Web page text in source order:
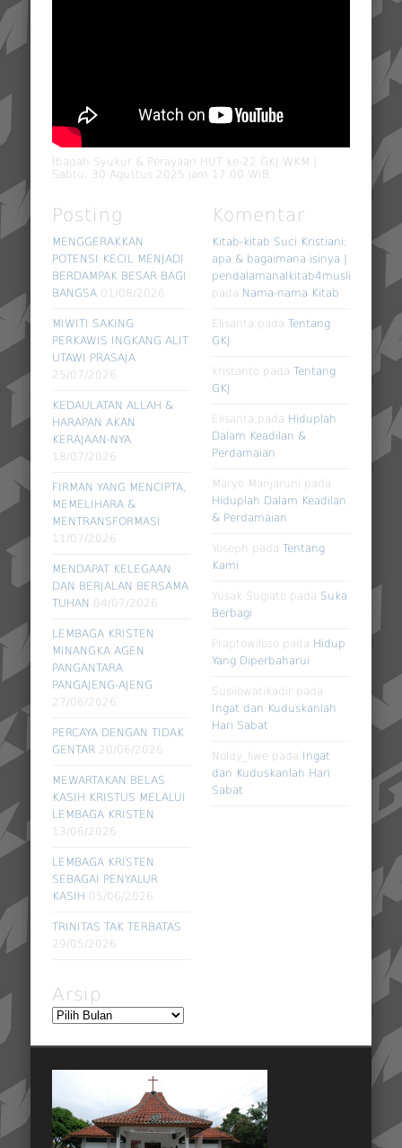
Ibadah Syukur & Perayaan HUT ke-22 GKJ WKM |
Sabtu, 30 Agustus 2025 jam 17.00 WIB
Posting
MENGGERAKKAN
POTENSI KECIL MENJADI
BERDAMPAK BESAR BAGI
BANGSA 01/08/2026
MIWITI SAKING
PERKAWIS INGKANG ALIT
UTAWI PRASAJA
25/07/2026
KEDAULATAN ALLAH &
HARAPAN AKAN
KERAJAAN-NYA
18/07/2026
FIRMAN YANG MENCIPTA,
MEMELIHARA &
MENTRANSFORMASI
11/07/2026
MENDAPAT KELEGAAN
DAN BERJALAN BERSAMA
TUHAN 04/07/2026
LEMBAGA KRISTEN
MINANGKA AGEN
PANGANTARA
PANGAJENG-AJENG
27/06/2026
PERCAYA DENGAN TIDAK
GENTAR 20/06/2026
MEWARTAKAN BELAS
KASIH KRISTUS MELALUI
LEMBAGA KRISTEN
13/06/2026
LEMBAGA KRISTEN
SEBAGAI PENYALUR
KASIH 05/06/2026
TRINITAS TAK TERBATAS
29/05/2026
Komentar
Kitab-kitab Suci Kristiani;
apa & bagaimana isinya |
pendalamanalkitab4muslim
pada Nama-nama Kitab
Elisanta padaTentang
GKJ
kristanto padaTentang
GKJ
Elisanta pada Hiduplah
Dalam Keadilan &
Perdamaian
Maryo Manjaruni pada
Hiduplah Dalam Keadilan
& Perdamaian
Yoseph padaTentang
Kami
Yusak Sugiato pada Suka
Berbagi
Praptowiloso pada Hidup
Yang Diperbaharui
Susilowatikadir pada
Ingat dan Kuduskanlah
Hari Sabat
Noldy_liwe pada
Ingat
dan Kuduskanlah Hari
Sabat
Arsip
Arsip